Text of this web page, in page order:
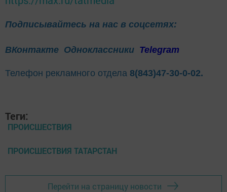
Подписывайтесь на нас в соцсетях:
ВКонтакте Одноклассники Telegram
Телефон рекламного отдела 8(843)47-30-0-02.
Теги:
ПРОИСШЕСТВИЯ
ПРОИСШЕСТВИЯ ТАТАРСТАН
Перейти на страницу новости